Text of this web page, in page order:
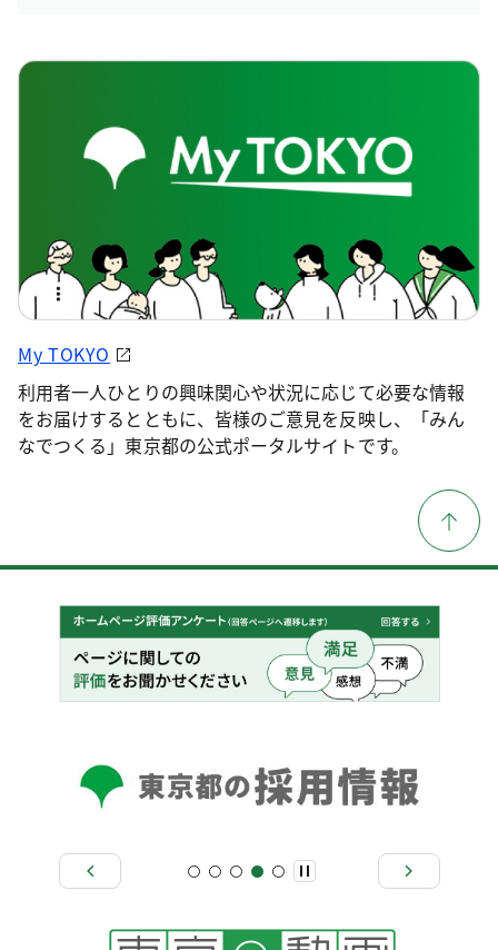
My TOKYO
利用者一人ひとりの興味関心や状況に応じて必要な情報
をお届けするとともに、皆様のご意見を反映し、「みん
なでつくる」東京都の公式ポータルサイトです。